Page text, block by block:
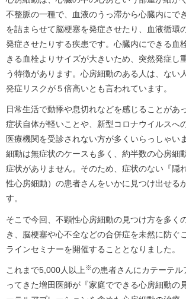
不整脈の一種で、血液のうっ滞から心臓内にで
を詰まらせて脳梗塞を発症させたり、血液循環
発症させたりする疾患です。心臓内にできる血
きる血栓よりサイズが大きいため、突然発症し
う特徴があります。心房細動のある人は、ない
発症リスクが５倍高いとも言われています。
日常生活で動悸や息切れなどを感じることがあ
症状自体が軽いことや、新型コロナウイルスへ
医療機関を受診されない方が多くいらっしゃい
細動は無症状のケースも多く、約半数の心房細
症状がありません。そのため、症状のない『隠
性心房細動）の患者さんをいかに見つけ出せる
す。
そこで今回、不顕性心房細動の見つけ方を多く
き、脳梗塞や心不全などの合併症を未然に防ぐ
ラインセミナーを開催することとなりました。
これまで5,000人以上 ※の患者さんにカテーテ
ってきた増田医師が『家庭でできる心房細動の